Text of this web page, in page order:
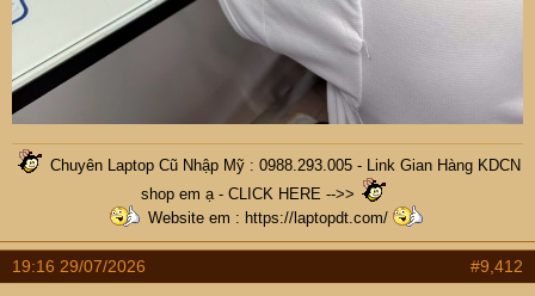
Chuyên Laptop Cũ Nhập Mỹ : 0988.293.005 - Link Gian Hàng KDCN
shop em ạ - CLICK HERE -->>
Website em : https://laptopdt.com/
19:16 29/07/2026 #9,412